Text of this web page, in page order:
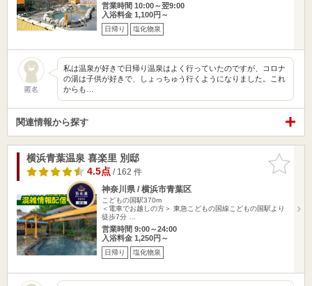
営業時間 10:00～翌9:00
入浴料金 1,100円～
日帰り 塩化物泉
匿名
私は温泉が好きで日帰り温泉はよく行っていたのですが、コロナ
の湯は子供が好きで、しょっちゅう行くようになりました。これ
からも…
関連情報から探す
お気に入
りに追加
横浜青葉温泉 喜楽里 別邸
4.5点/ 162 件
神奈川県 / 横浜市青葉区
こどもの国駅370m
＜電車でお越しの方＞ 東急こどもの国線こどもの国駅より
徒歩7分 …
営業時間 9:00～24:00
入浴料金 1,250円～
日帰り 塩化物泉